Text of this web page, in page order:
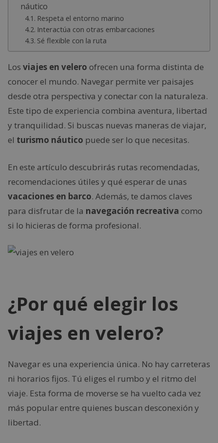
náutico
Respeta el entorno marino
Interactúa con otras embarcaciones
Sé flexible con la ruta
Los viajes en velero ofrecen una forma distinta de
conocer el mundo. Navegar permite ver paisajes
desde otra perspectiva y conectar con la naturaleza.
Este tipo de experiencia combina aventura, libertad
y tranquilidad. Si buscas nuevas maneras de viajar,
el turismo náutico puede ser lo que necesitas.
En este artículo descubrirás rutas recomendadas,
recomendaciones útiles y qué esperar de unas
vacaciones en barco. Además, te damos claves
para disfrutar de la navegación recreativa como
si lo hicieras de forma profesional.
¿Por qué elegir los
viajes en velero?
Navegar es una experiencia única. No hay carreteras
ni horarios fijos. Tú eliges el rumbo y el ritmo del
viaje. Esta forma de moverse se ha vuelto cada vez
más popular entre quienes buscan desconexión y
libertad.